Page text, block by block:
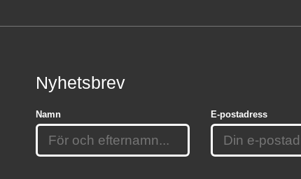
Nyhetsbrev
Namn E-postadress